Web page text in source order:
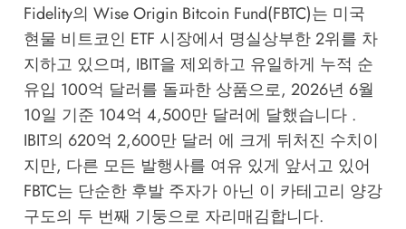
Fidelity의 Wise Origin Bitcoin Fund(FBTC)는 미국
현물 비트코인 ETF 시장에서 명실상부한 2위를 차
지하고 있으며, IBIT을 제외하고 유일하게 누적 순
유입 100억 달러를 돌파한 상품으로, 2026년 6월
10일 기준 104억 4,500만 달러에 달했습니다 .
IBIT의 620억 2,600만 달러 에 크게 뒤처진 수치이
지만, 다른 모든 발행사를 여유 있게 앞서고 있어
FBTC는 단순한 후발 주자가 아닌 이 카테고리 양강
구도의 두 번째 기둥으로 자리매김합니다.